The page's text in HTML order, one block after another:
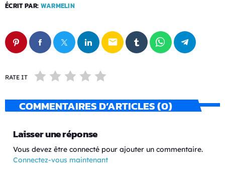
ÉCRIT PAR: WARMELIN
email
RATE IT
COMMENTAIRES D’ARTICLES (0)
Laisser une réponse
Vous devez être connecté pour ajouter un commentaire.
Connectez-vous maintenant